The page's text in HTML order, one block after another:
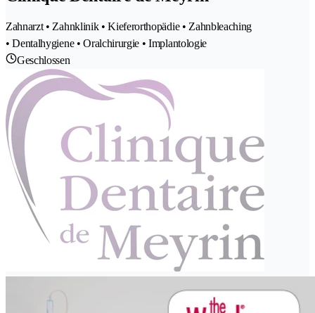
Zahnarzt • Zahnklinik • Kieferorthopädie • Zahnbleaching
• Dentalhygiene • Oralchirurgie • Implantologie
Geschlossen